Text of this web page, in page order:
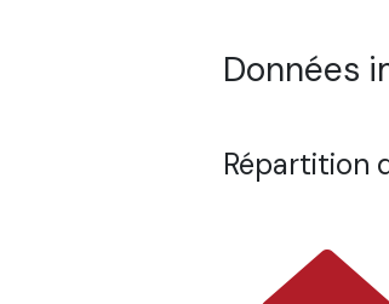
Données
Répartition